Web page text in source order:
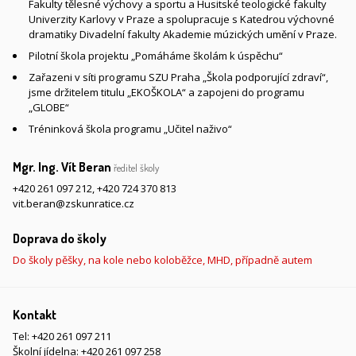
Fakulty tělesné výchovy a sportu a Husitské teologické fakulty
Univerzity Karlovy v Praze a spolupracuje s Katedrou výchovné
dramatiky Divadelní fakulty Akademie múzických umění v Praze.
Pilotní škola projektu „Pomáháme školám k úspěchu“
Zařazeni v síti programu SZU Praha „Škola podporující zdraví“,
jsme držitelem titulu „EKOŠKOLA“ a zapojeni do programu
„GLOBE“
Tréninková škola programu „Učitel naživo“
Mgr. Ing. Vít Beran ředitel školy
+420 261 097 212,+420 724 370 813
vit.beran@zskunratice.cz
Doprava do školy
Do školy pěšky, na kole nebo koloběžce, MHD, případně autem
Kontakt
Tel: +420 261 097 211
Školní jídelna: +420 261 097 258